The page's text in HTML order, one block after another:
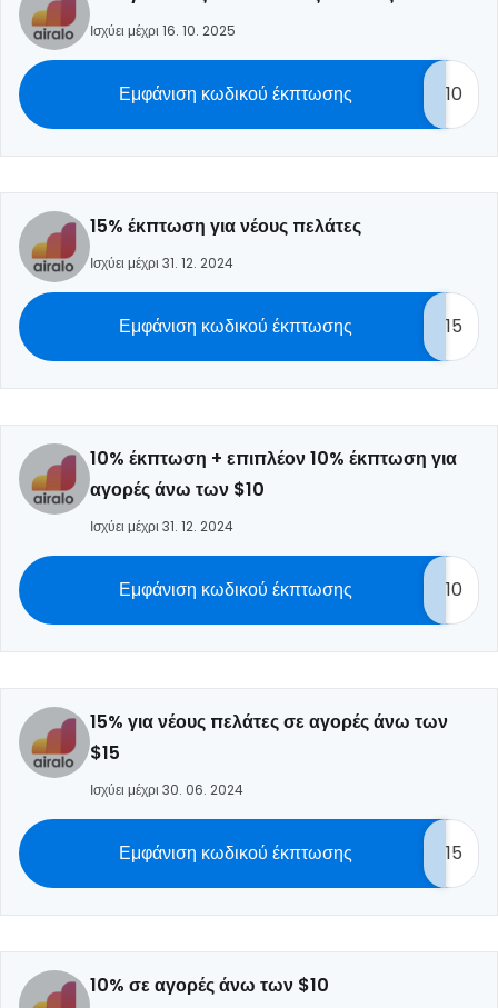
Ισχύει μέχρι 16. 10. 2025
Εμφάνιση κωδικού έκπτωσης 10
15% έκπτωση για νέους πελάτες
Ισχύει μέχρι 31. 12. 2024
Εμφάνιση κωδικού έκπτωσης 15
10% έκπτωση + επιπλέον 10% έκπτωση για
αγορές άνω των $10
Ισχύει μέχρι 31. 12. 2024
Εμφάνιση κωδικού έκπτωσης 10
15% για νέους πελάτες σε αγορές άνω των
$15
Ισχύει μέχρι 30. 06. 2024
Εμφάνιση κωδικού έκπτωσης 15
10% σε αγορές άνω των $10